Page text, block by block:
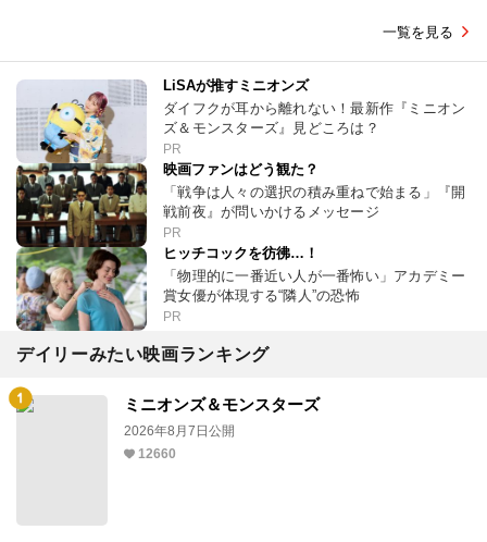
一覧を見る
LiSAが推すミニオンズ
ダイフクが耳から離れない！最新作『ミニオン
ズ＆モンスターズ』見どころは？
PR
映画ファンはどう観た？
「戦争は人々の選択の積み重ねで始まる」『開
戦前夜』が問いかけるメッセージ
PR
ヒッチコックを彷彿…！
「物理的に一番近い人が一番怖い」アカデミー
賞女優が体現する“隣人”の恐怖
PR
デイリーみたい映画ランキング
ミニオンズ＆モンスターズ
2026年8月7日公開
12660